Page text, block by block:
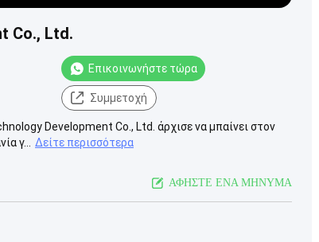
Co., Ltd.
Επικοινωνήστε τώρα
Συμμετοχή
Development Co., Ltd. άρχισε να μπαίνει στον
γ...
Δείτε περισσότερα
ΑΦΗΣΤΕ ΕΝΑ ΜΗΝΥΜΑ